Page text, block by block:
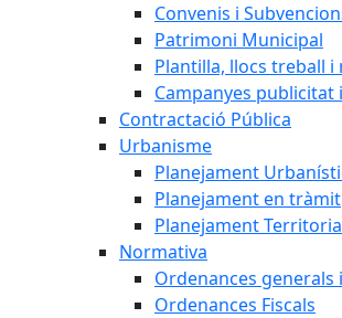
Convenis i
Patrimoni Municipal
Plantilla, llocs treball
Campanyes
Contractació Pública
Urbanisme
Planejament
Planejament en tràmit
Planejament
Normativa
Ordenances generals
Ordenances Fiscals